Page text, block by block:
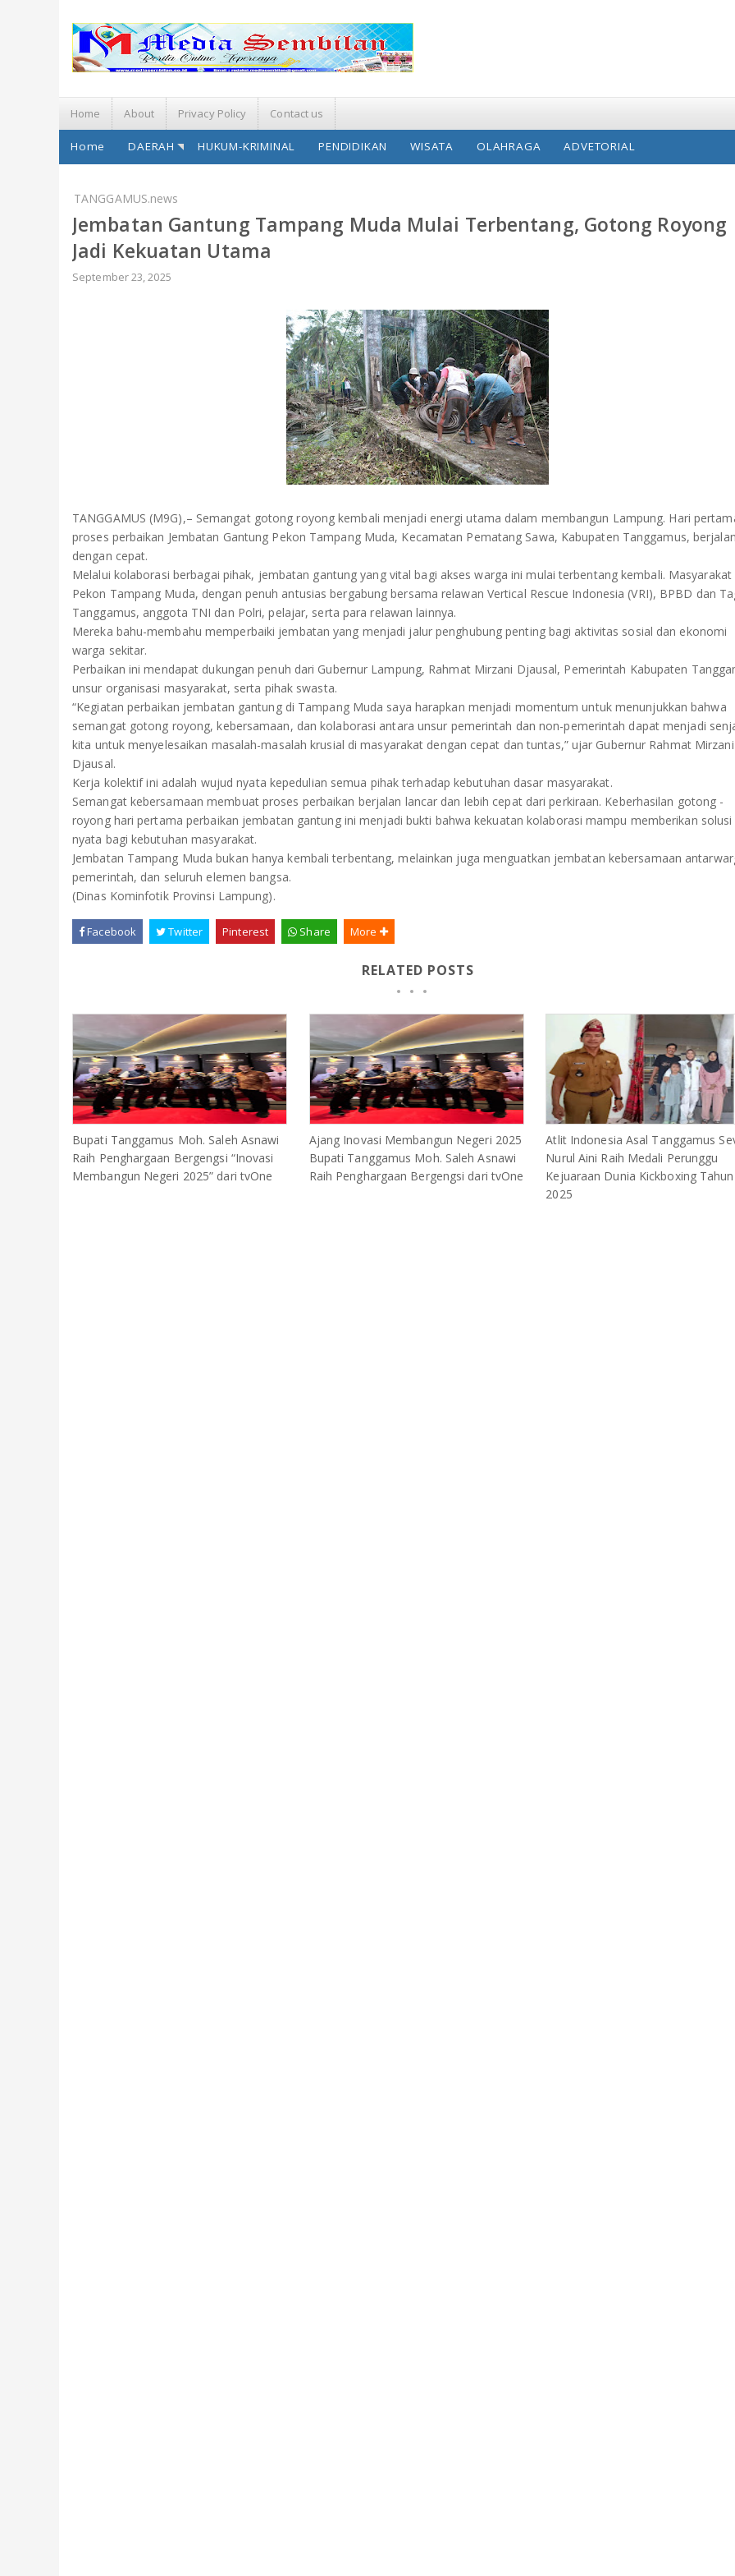
Home About Privacy Policy Contact us
Home DAERAH HUKUM-KRIMINAL PENDIDIKAN WISATA OLAHRAGA ADVETORIAL
TANGGAMUS.news
Jembatan Gantung Tampang Muda Mulai Terbentang, Gotong Royong
Jadi Kekuatan Utama
September 23, 2025
TANGGAMUS (M9G),– Semangat gotong royong kembali menjadi energi utama dalam membangun Lampung. Hari
proses perbaikan Jembatan Gantung Pekon Tampang Muda, Kecamatan Pematang Sawa, Kabupaten Tanggamus,
dengan cepat.
Melalui kolaborasi berbagai pihak, jembatan gantung yang vital bagi akses warga ini mulai terbentang kembali. Masyarakat
Pekon Tampang Muda, dengan penuh antusias bergabung bersama relawan Vertical Rescue Indonesia (VRI), BPBD dan
Tanggamus, anggota TNI dan Polri, pelajar, serta para relawan lainnya.
Mereka bahu-membahu memperbaiki jembatan yang menjadi jalur penghubung penting bagi aktivitas sosial dan ekonomi
warga sekitar.
Perbaikan ini mendapat dukungan penuh dari Gubernur Lampung, Rahmat Mirzani Djausal, Pemerintah Kabupaten
unsur organisasi masyarakat, serta pihak swasta.
“Kegiatan perbaikan jembatan gantung di Tampang Muda saya harapkan menjadi momentum untuk menunjukkan bahwa
semangat gotong royong, kebersamaan, dan kolaborasi antara unsur pemerintah dan non-pemerintah dapat menjadi
kita untuk menyelesaikan masalah-masalah krusial di masyarakat dengan cepat dan tuntas,” ujar Gubernur Rahmat Mirzani
Djausal.
Kerja kolektif ini adalah wujud nyata kepedulian semua pihak terhadap kebutuhan dasar masyarakat.
Semangat kebersamaan membuat proses perbaikan berjalan lancar dan lebih cepat dari perkiraan. Keberhasilan gotong -
royong hari pertama perbaikan jembatan gantung ini menjadi bukti bahwa kekuatan kolaborasi mampu memberikan solusi
nyata bagi kebutuhan masyarakat.
Jembatan Tampang Muda bukan hanya kembali terbentang, melainkan juga menguatkan jembatan kebersamaan
pemerintah, dan seluruh elemen bangsa.
(Dinas Kominfotik Provinsi Lampung).
Facebook Twitter Pinterest Share More
RELATED POSTS
Bupati Tanggamus Moh. Saleh Asnawi
Raih Penghargaan Bergengsi “Inovasi
Membangun Negeri 2025” dari tvOne
Ajang Inovasi Membangun Negeri 2025
Bupati Tanggamus Moh. Saleh Asnawi
Raih Penghargaan Bergengsi dari tvOne
Atlit Indonesia Asal Tanggamus
Nurul Aini Raih Medali Perunggu
Kejuaraan Dunia Kickboxing Tahun
2025